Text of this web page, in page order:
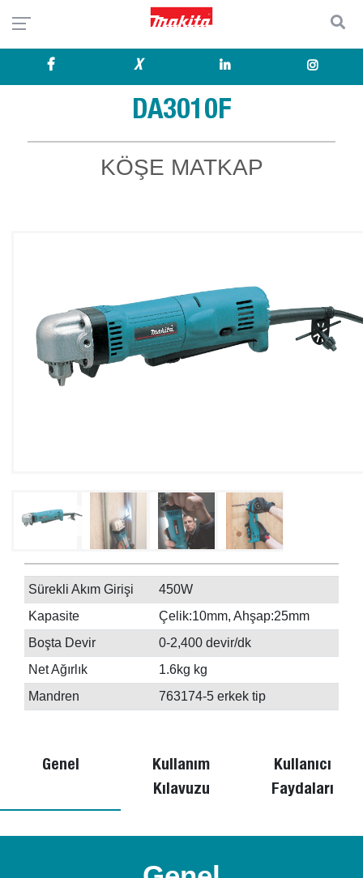
X
DA3010F
KÖŞE MATKAP
Sürekli Akım Girişi
450W
Kapasite
Çelik:10mm, Ahşap:25mm
Boşta Devir
0-2,400 devir/dk
Net Ağırlık
1.6kg kg
Mandren
763174-5 erkek tip
Genel
Kullanım
Kılavuzu
Kullanıcı
Faydaları